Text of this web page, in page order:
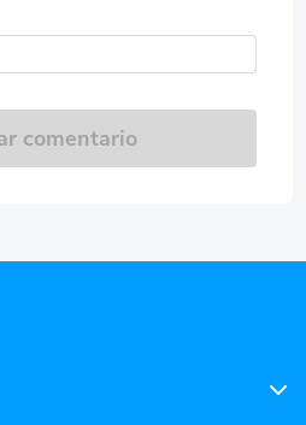
comentario